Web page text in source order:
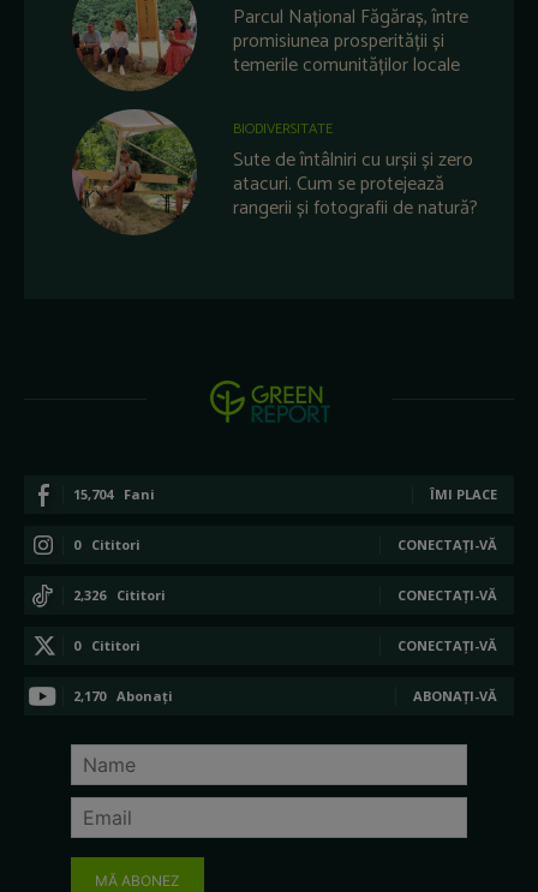
Parcul Național Făgăraș, între
promisiunea prosperității și
temerile comunităților locale
BIODIVERSITATE
Sute de întâlniri cu urșii și zero
atacuri. Cum se protejează
rangerii și fotografii de natură?
15,704 Fani ÎMI PLACE
0 Cititori CONECTAȚI-VĂ
2,326 Cititori CONECTAȚI-VĂ
0 Cititori CONECTAȚI-VĂ
2,170 Abonați ABONAȚI-VĂ
MĂ ABONEZ